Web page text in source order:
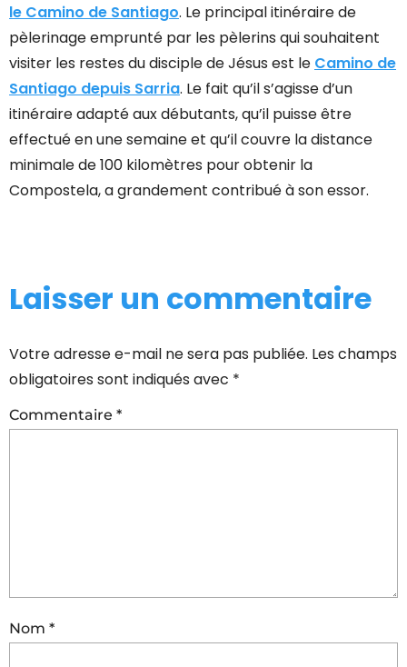
le Camino de Santiago. Le principal itinéraire de
pèlerinage emprunté par les pèlerins qui souhaitent
visiter les restes du disciple de Jésus est le Camino de
Santiago depuis Sarria. Le fait qu’il s’agisse d’un
itinéraire adapté aux débutants, qu’il puisse être
effectué en une semaine et qu’il couvre la distance
minimale de 100 kilomètres pour obtenir la
Compostela, a grandement contribué à son essor.
Laisser un commentaire
Votre adresse e-mail ne sera pas publiée. Les champs
obligatoires sont indiqués avec *
Commentaire *
Nom *